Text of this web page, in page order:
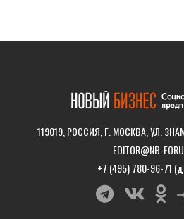
119019, РОССИЯ, Г. МОСКВА, УЛ.
EDITOR@NB-
+7 (495) 780-96-71